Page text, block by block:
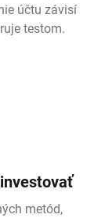
účtu závisí
testom.
metód,